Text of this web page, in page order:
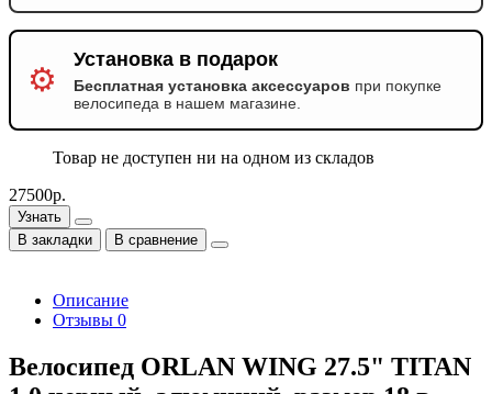
⚙️
Установка в подарок
Бесплатная установка аксессуаров при покупке
велосипеда в нашем магазине.
Товар не доступен ни на одном из складов
27500р.
Узнать
В закладки
В сравнение
Описание
Отзывы 0
Велосипед ORLAN WING 27.5" TITAN